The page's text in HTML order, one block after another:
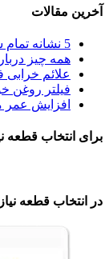
آخرین مقالات
5 نشانه‌ تمام شدن دیسک و صفحه کلاچ + راه تشخیص دقیق
همه‌ چیز
علائم
فیلتر روغن
افزایش عمر
برای انتخاب قطعه
در انتخاب قطعه